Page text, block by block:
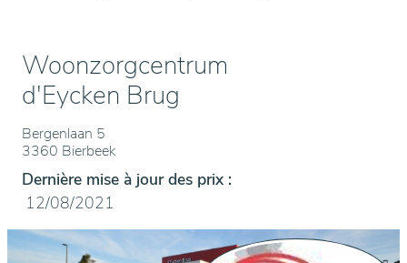
Woonzorgcentrum
d'Eycken Brug
Bergenlaan 5
3360 Bierbeek
Dernière mise à jour des prix :
12/08/2021